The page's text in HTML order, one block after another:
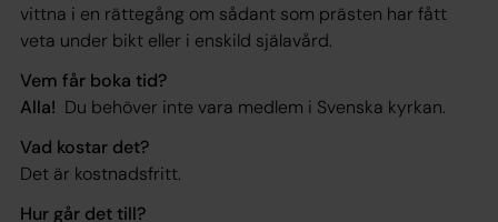
vittna i en rättegång om sådant som prästen har fått
veta under bikt eller i enskild själavård.
Vem får boka tid?
Alla! Du behöver inte vara medlem i Svenska kyrkan.
Vad kostar det?
Det är kostnadsfritt.
Hur går det till?